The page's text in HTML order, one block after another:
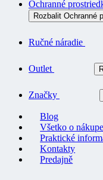
Ochranné
Rozbalit Ochranné
Ručné náradie
Outlet
Značky
Blog
Všetko o nákupe
Praktické
Kontakty
Predajně